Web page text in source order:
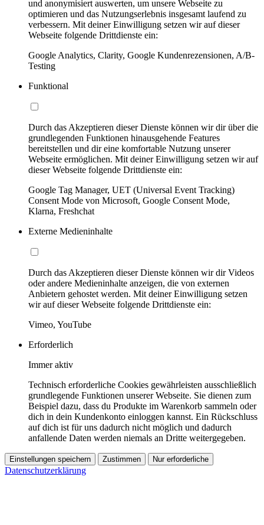
und anonymisiert auswerten, um unsere Webseite zu
optimieren und das Nutzungserlebnis insgesamt laufend zu
verbessern. Mit deiner Einwilligung setzen wir auf dieser
Webseite folgende Drittdienste ein:
Google Analytics, Clarity, Google Kundenrezensionen, A/B-
Testing
Funktional
Durch das Akzeptieren dieser Dienste können wir dir über die
grundlegenden Funktionen hinausgehende Features
bereitstellen und dir eine komfortable Nutzung unserer
Webseite ermöglichen. Mit deiner Einwilligung setzen wir auf
dieser Webseite folgende Drittdienste ein:
Google Tag Manager, UET (Universal Event Tracking)
Consent Mode von Microsoft, Google Consent Mode,
Klarna, Freshchat
Externe Medieninhalte
Durch das Akzeptieren dieser Dienste können wir dir Videos
oder andere Medieninhalte anzeigen, die von externen
Anbietern gehostet werden. Mit deiner Einwilligung setzen
wir auf dieser Webseite folgende Drittdienste ein:
Vimeo, YouTube
Erforderlich
Immer aktiv
Technisch erforderliche Cookies gewährleisten ausschließlich
grundlegende Funktionen unserer Webseite. Sie dienen zum
Beispiel dazu, dass du Produkte im Warenkorb sammeln oder
dich in dein Kundenkonto einloggen kannst. Ein Rückschluss
auf dich ist für uns dadurch nicht möglich und dadurch
anfallende Daten werden niemals an Dritte weitergegeben.
Einstellungen speichern Zustimmen Nur erforderliche
Datenschutzerklärung